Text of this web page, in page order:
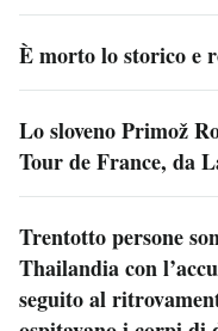
È morto lo storico e
Lo sloveno Primož
Tour de France, da
Trentotto persone
Thailandia con
seguito al